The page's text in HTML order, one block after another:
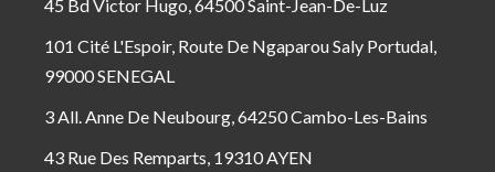
45 Bd Victor Hugo, 64500 Saint-Jean-De-Luz
101 Cité L'Espoir, Route De Ngaparou Saly Portudal,
99000 SENEGAL
3 All. Anne De Neubourg, 64250 Cambo-Les-Bains
43 Rue Des Remparts, 19310 AYEN